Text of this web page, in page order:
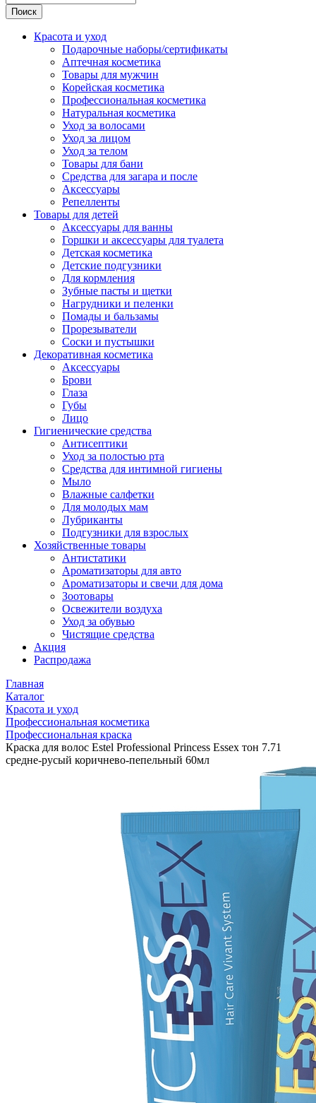
Поиск
Красота и уход
Подарочные наборы/сертификаты
Аптечная косметика
Товары для мужчин
Корейская косметика
Профессиональная косметика
Натуральная косметика
Уход за волосами
Уход за лицом
Уход за телом
Товары для бани
Средства для загара и после
Аксессуары
Репелленты
Товары для детей
Аксессуары для ванны
Горшки и аксессуары для туалета
Детская косметика
Детские подгузники
Для кормления
Зубные пасты и щетки
Нагрудники и пеленки
Помады и бальзамы
Прорезыватели
Соски и пустышки
Декоративная косметика
Аксессуары
Брови
Глаза
Губы
Лицо
Гигиенические средства
Антисептики
Уход за полостью рта
Средства для интимной гигиены
Мыло
Влажные салфетки
Для молодых мам
Лубриканты
Подгузники для взрослых
Хозяйственные товары
Антистатики
Ароматизаторы для авто
Ароматизаторы и свечи для дома
Зоотовары
Освежители воздуха
Уход за обувью
Чистящие средства
Акция
Распродажа
Главная
Каталог
Красота и уход
Профессиональная косметика
Профессиональная краска
Краска для волос Estel Professional Princess Essex тон 7.71
средне-русый коричнево-пепельный 60мл